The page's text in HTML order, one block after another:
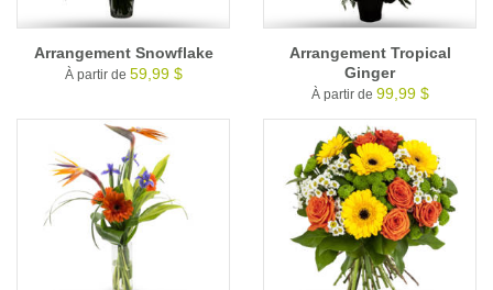
Arrangement Snowflake
À partir de 59,99 $
Arrangement Tropical
Ginger
À partir de 99,99 $